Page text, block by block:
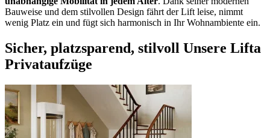
Bauweise und dem stilvollen Design fährt der Lift leise, nimmt
wenig Platz ein und fügt sich harmonisch in Ihr Wohnambiente ein.
Sicher, platzsparend, stilvoll Unsere Lifta
Privataufzüge